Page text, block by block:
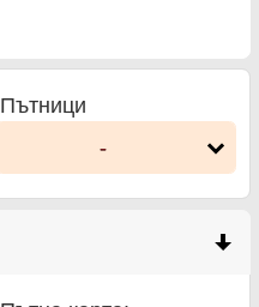
Пътници
-